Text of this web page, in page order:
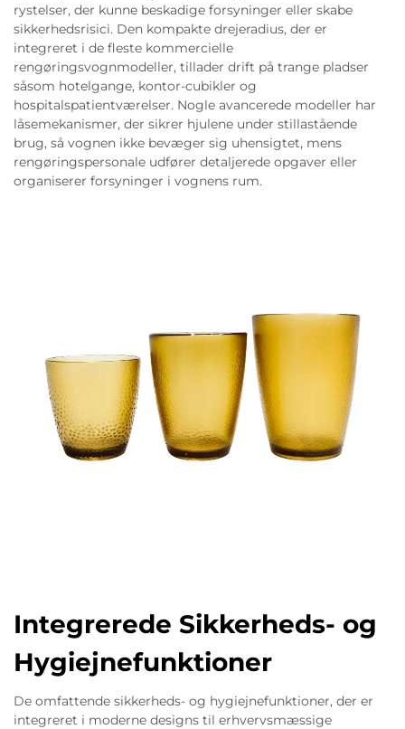
rystelser, der kunne beskadige forsyninger eller skabe
sikkerhedsrisici. Den kompakte drejeradius, der er
integreret i de fleste kommercielle
rengøringsvognmodeller, tillader drift på trange pladser
såsom hotelgange, kontor-cubikler og
hospitalspatientværelser. Nogle avancerede modeller har
låsemekanismer, der sikrer hjulene under stillastående
brug, så vognen ikke bevæger sig uhensigtet, mens
rengøringspersonale udfører detaljerede opgaver eller
organiserer forsyninger i vognens rum.
Integrerede Sikkerheds- og
Hygiejnefunktioner
De omfattende sikkerheds- og hygiejnefunktioner, der er
integreret i moderne designs til erhvervsmæssige